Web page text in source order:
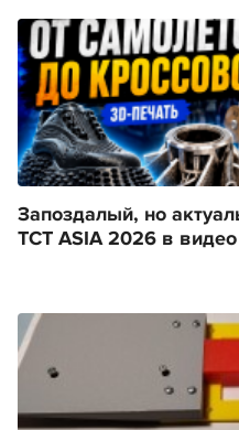
Запоздалый, но
TCT ASIA 2026 в